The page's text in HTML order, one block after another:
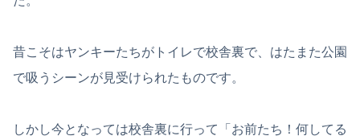
昔こそはヤンキーたちがトイレで校舎裏で、はたまた公園
で吸うシーンが見受けられたものです。
しかし今となっては校舎裏に行って「お前たち！何してる